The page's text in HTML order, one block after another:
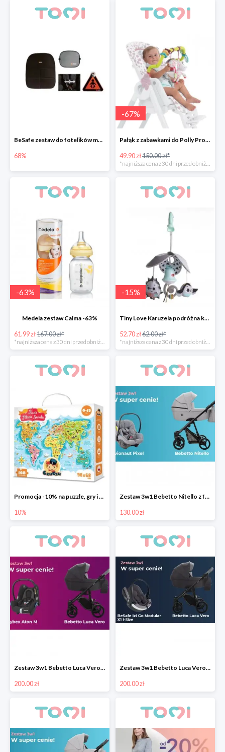
BeSafe zestaw do fotelików montowanych przodem do kierunku jazdy
68%
-67%
Pałąk z zabawkami do Polly Progress -67%
49.90 zł150.00 zł*
-63%
Medela zestaw Calma -63%
61.99 zł167.00 zł*
-15%
Tiny Love Karuzela podróżna kompaktowa Pack&Go
52.70 zł62.00 zł*
Promocja -10% na puzzle, gry i karty edukacyjne CzuCzu
10%
Zestaw 3w1 Bebetto Nitello z fotelikiem samochodowym Avionaut Pixel taniej
130.00 zł
Zestaw 3w1 Bebetto Luca Vero z fotelikiem samochodowym Cybex Aton M taniej o 200 pln
200.00 zł
Zestaw 3w1 Bebetto Luca Vero z fotelikiem BeSafe izi Go Modular X1 i-Size taniej o 200 pln
200.00 zł